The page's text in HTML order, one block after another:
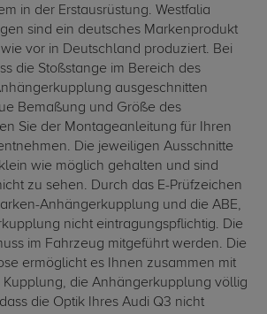
in der Erstausrüstung. Westfalia
sind ein deutsches Markenprodukt
vor in Deutschland produziert. Bei
die Stoßstange im Bereich des
ausgeschnitten
Bemaßung und Größe des
Sie der Montageanleitung für Ihren
Die jeweiligen Ausschnitte
wie möglich gehalten und sind
zu sehen. Durch das E-Prüfzeichen
Anhängerkupplung und die ABE,
nicht eintragungspflichtig. Die
im Fahrzeug mitgeführt werden. Die
ermöglicht es Ihnen zusammen mit
die Anhängerkupplung völlig
die Optik Ihres Audi Q3 nicht